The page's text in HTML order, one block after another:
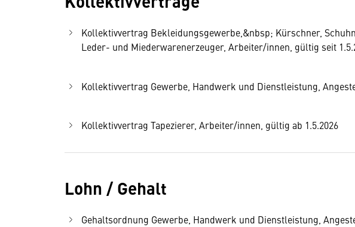
Kollektivvertrag Bekleidungsgewerbe,&nbsp; Kürschner,
Leder- und Miederwarenerzeuger, Arbeiter/innen, gültig seit
Kollektivvertrag Gewerbe, Handwerk und Dienstleistung,
Kollektivvertrag Tapezierer, Arbeiter/innen, gültig ab 1.5.2026
Lohn / Gehalt
Gehaltsordnung Gewerbe, Handwerk und Dienstleistung,